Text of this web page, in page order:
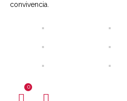
convivencia.
0